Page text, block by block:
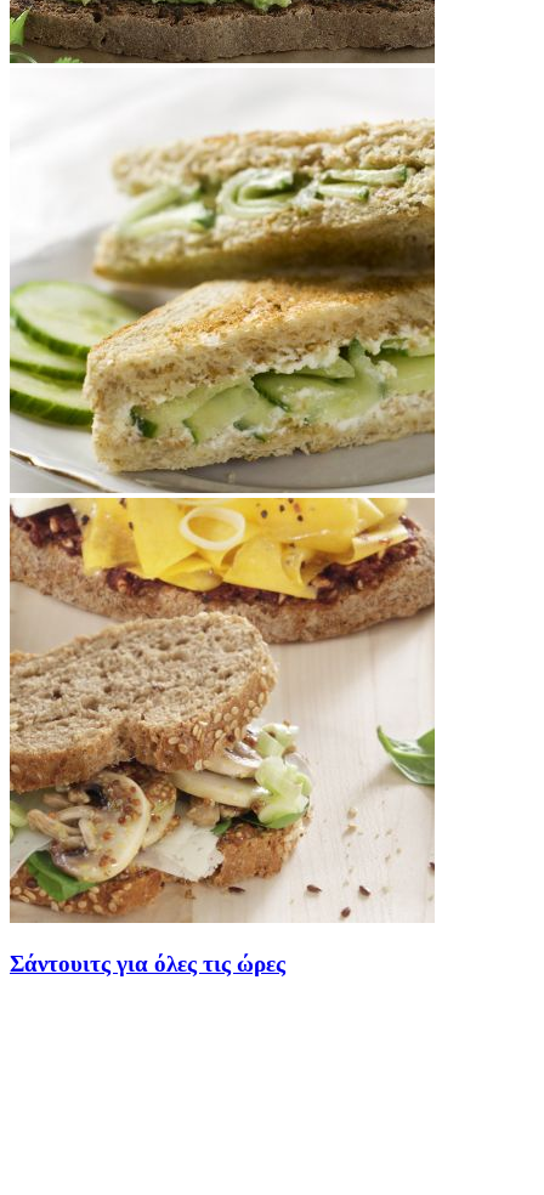
Σάντουιτς για όλες τις ώρες